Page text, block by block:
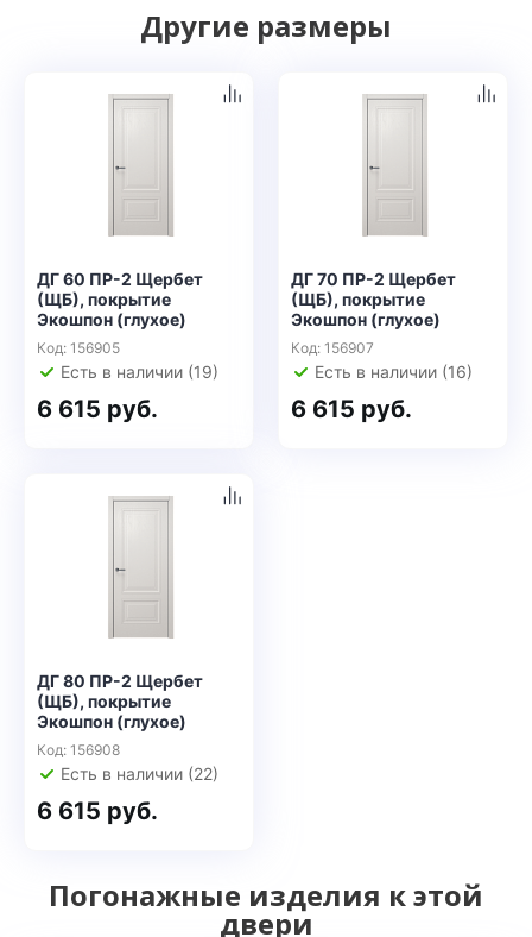
Другие размеры
ДГ 60 ПР-2 Щербет
(ЩБ), покрытие
Экошпон (глухое)
Код: 156905
Есть в наличии (19)
6 615 руб.
ДГ 70 ПР-2 Щербет
(ЩБ), покрытие
Экошпон (глухое)
Код: 156907
Есть в наличии (16)
6 615 руб.
ДГ 80 ПР-2 Щербет
(ЩБ), покрытие
Экошпон (глухое)
Код: 156908
Есть в наличии (22)
6 615 руб.
Погонажные изделия к этой
двери